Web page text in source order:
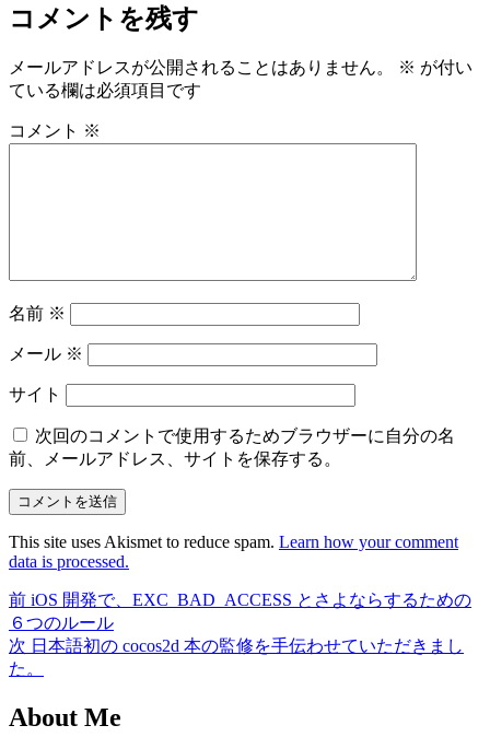
コメントを残す
メールアドレスが公開されることはありません。 ※ が付い
ている欄は必須項目です
コメント ※
名前 ※
メール ※
サイト
次回のコメントで使用するためブラウザーに自分の名
前、メールアドレス、サイトを保存する。
This site uses Akismet to reduce spam. Learn how your comment
data is processed.
投
稿
ナ
ビ
前 前
の
投
稿:
iOS 開発で、EXC_BAD_ACCESS とさよならするための
６つのルール
次 次
の
稿:
日本語初の cocos2d 本の監修を手伝わせていただきまし
た。
About Me